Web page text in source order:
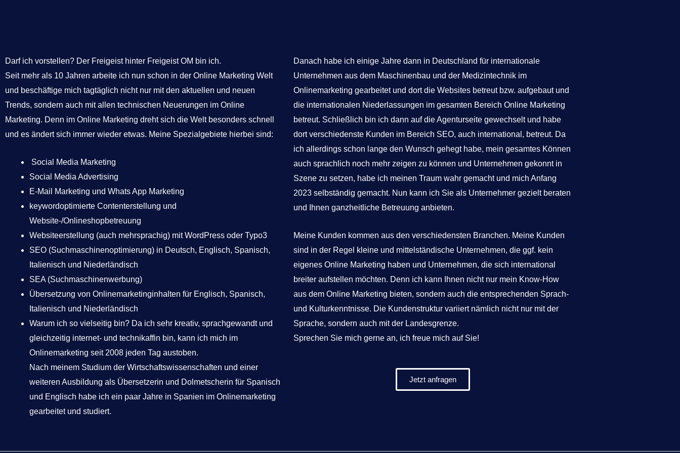
Darf ich vorstellen? Der Freigeist hinter Freigeist OM bin ich.
Seit mehr als 10 Jahren arbeite ich nun schon in der Online Marketing Welt
und beschäftige mich tagtäglich nicht nur mit den aktuellen und neuen
Trends, sondern auch mit allen technischen Neuerungen im Online
Marketing. Denn im Online Marketing dreht sich die Welt besonders schnell
und es ändert sich immer wieder etwas. Meine Spezialgebiete hierbei sind:
Social Media Marketing
Social Media Advertising
E-Mail Marketing und Whats App Marketing
keywordoptimierte Contenterstellung und
Website-/Onlineshopbetreuung
Websiteerstellung (auch mehrsprachig) mit WordPress oder Typo3
SEO (Suchmaschinenoptimierung) in Deutsch, Englisch, Spanisch,
Italienisch und Niederländisch
SEA (Suchmaschinenwerbung)
Übersetzung von Onlinemarketinginhalten für Englisch, Spanisch,
Italienisch und Niederländisch
Warum ich so vielseitig bin? Da ich sehr kreativ, sprachgewandt und
gleichzeitig internet- und technikaffin bin, kann ich mich im
Onlinemarketing seit 2008 jeden Tag austoben.
Nach meinem Studium der Wirtschaftswissenschaften und einer
weiteren Ausbildung als Übersetzerin und Dolmetscherin für Spanisch
und Englisch habe ich ein paar Jahre in Spanien im Onlinemarketing
gearbeitet und studiert.
Danach habe ich einige Jahre dann in Deutschland für internationale
Unternehmen aus dem Maschinenbau und der Medizintechnik im
Onlinemarketing gearbeitet und dort die Websites betreut bzw. aufgebaut und
die internationalen Niederlassungen im gesamten Bereich Online Marketing
betreut. Schließlich bin ich dann auf die Agenturseite gewechselt und habe
dort verschiedenste Kunden im Bereich SEO, auch international, betreut. Da
ich allerdings schon lange den Wunsch gehegt habe, mein gesamtes Können
auch sprachlich noch mehr zeigen zu können und Unternehmen gekonnt in
Szene zu setzen, habe ich meinen Traum wahr gemacht und mich Anfang
2023 selbständig gemacht. Nun kann ich Sie als Unternehmer gezielt beraten
und Ihnen ganzheitliche Betreuung anbieten.
Meine Kunden kommen aus den verschiedensten Branchen. Meine Kunden
sind in der Regel kleine und mittelständische Unternehmen, die ggf. kein
eigenes Online Marketing haben und Unternehmen, die sich international
breiter aufstellen möchten. Denn ich kann Ihnen nicht nur mein Know-How
aus dem Online Marketing bieten, sondern auch die entsprechenden Sprach-
und Kulturkenntnisse. Die Kundenstruktur variiert nämlich nicht nur mit der
Sprache, sondern auch mit der Landesgrenze.
Sprechen Sie mich gerne an, ich freue mich auf Sie!
Jetzt anfragen